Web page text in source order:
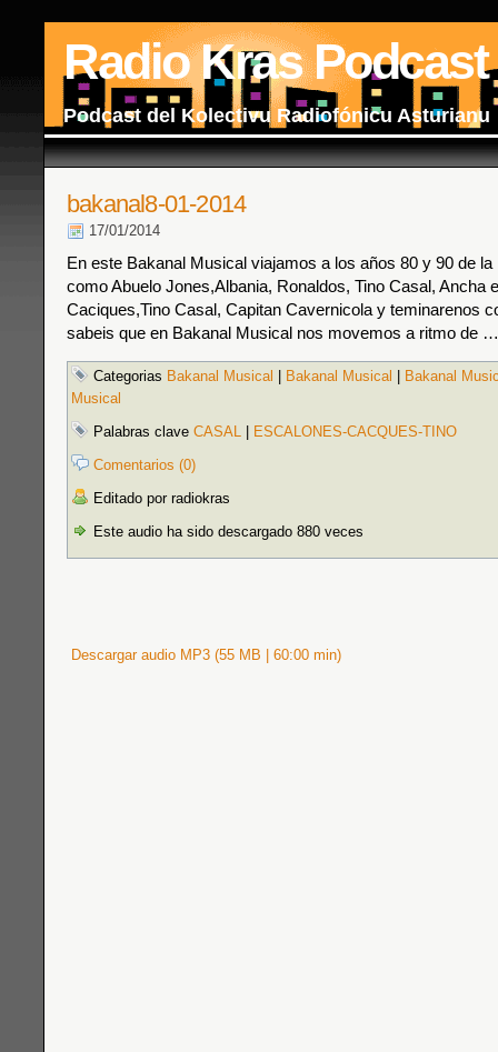
Radio Kras Podcast
Podcast del Kolectivu Radiofónicu Asturianu
bakanal8-01-2014
17/01/2014
En este Bakanal Musical viajamos a los años 80 y 90 de la
como Abuelo Jones,Albania, Ronaldos, Tino Casal, Ancha
Caciques,Tino Casal, Capitan Cavernicola y teminarenos
sabeis que en Bakanal Musical nos movemos a ritmo de
Categorias Bakanal Musical Bakanal Musical
Bakanal
Musical
Palabras clave CASAL
ESCALONES-CACQUES-TINO
Comentarios (0)
Editado por radiokras
Este audio ha sido descargado 880 veces
Descargar audio MP3 (55 MB | 60:00 min)